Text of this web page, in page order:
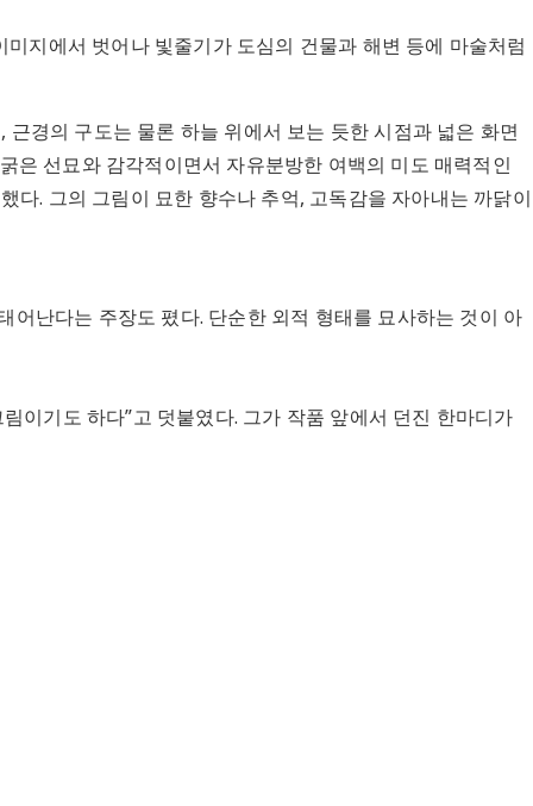
지에서 벗어나 빛줄기가 도심의 건물과 해변 등에 마술처럼
경의 구도는 물론 하늘 위에서 보는 듯한 시점과 넓은 화면
은 선묘와 감각적이면서 자유분방한 여백의 미도 매력적인
다. 그의 그림이 묘한 향수나 추억, 고독감을 자아내는 까닭이
난다는 주장도 폈다. 단순한 외적 형태를 묘사하는 것이 아
이기도 하다”고 덧붙였다. 그가 작품 앞에서 던진 한마디가